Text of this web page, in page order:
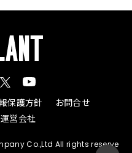
保護方針
お問合せ
運営会社
Co.,Ltd All rights reserve